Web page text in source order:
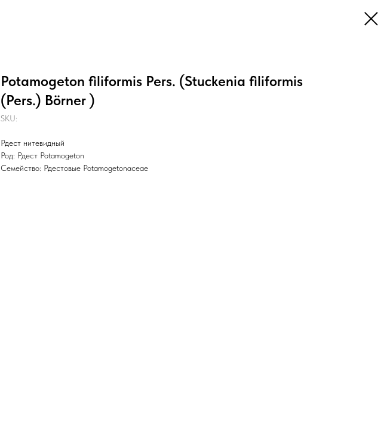
Potamogeton filiformis Pers. (Stuckenia filiformis
(Pers.) Börner )
SKU:
Рдест нитевидный
Род: Рдест Potamogeton
Семейство: Рдестовые Potamogetonaceae